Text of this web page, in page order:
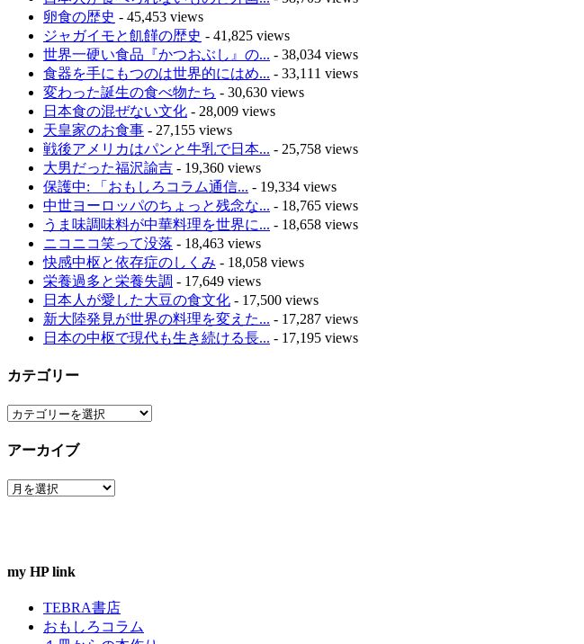
卵食の歴史 - 45,453 views
ジャガイモと飢饉の歴史 - 41,825 views
世界一硬い食品『かつおぶし』の... - 38,034 views
食器を手にもつのは世界的にはめ... - 33,111 views
変わった誕生の食べ物たち - 30,630 views
日本食の混ぜない文化 - 28,009 views
天皇家のお食事 - 27,155 views
戦後アメリカはパンと牛乳で日本... - 25,758 views
大男だった福沢諭吉 - 19,360 views
保護中: 「おもしろコラム通信... - 19,334 views
中世ヨーロッパのちょっと残念な... - 18,765 views
うま味調味料が中華料理を世界に... - 18,658 views
ニコニコ笑って没落 - 18,463 views
快感中枢と依存症のしくみ - 18,058 views
栄養過多と栄養失調 - 17,649 views
日本人が愛した大豆の食文化 - 17,500 views
新大陸発見が世界の料理を変えた... - 17,287 views
日本の中枢で現代も生き続ける長... - 17,195 views
カテゴリー
カ
ゴ
ー
アーカイブ
ア
my HP link
TEBRA書店
おもしろコラム